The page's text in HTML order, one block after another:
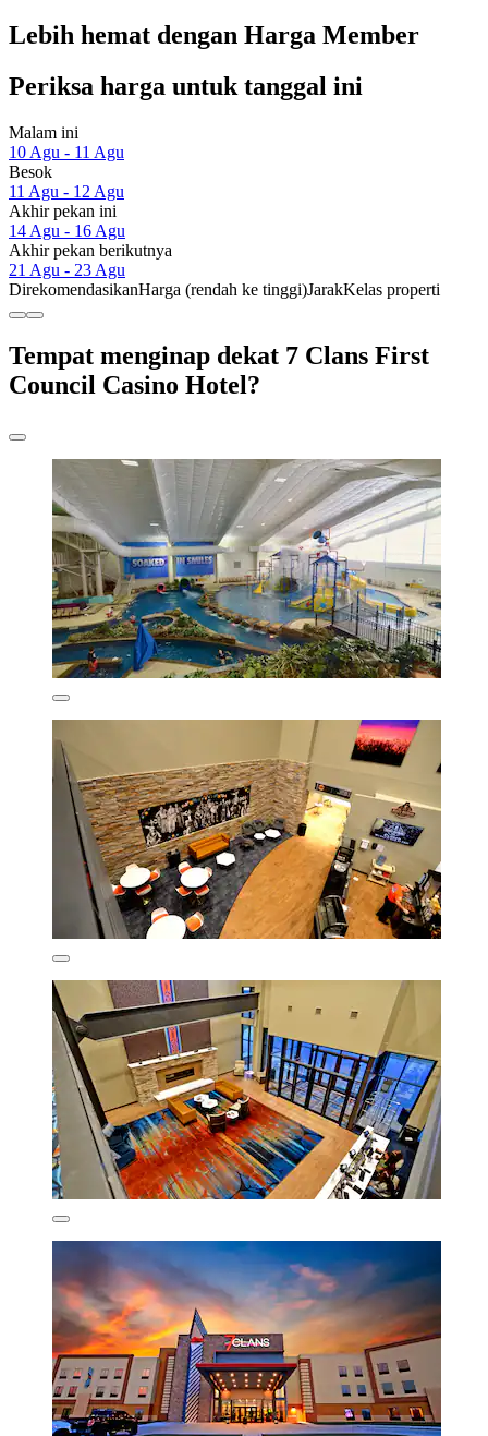
Lebih hemat dengan Harga Member
Periksa harga untuk tanggal ini
Malam ini
10 Agu - 11 Agu
Besok
11 Agu - 12 Agu
Akhir pekan ini
14 Agu - 16 Agu
Akhir pekan berikutnya
21 Agu - 23 Agu
DirekomendasikanHarga (rendah ke tinggi)JarakKelas properti
Tempat menginap dekat 7 Clans First
Council Casino Hotel?